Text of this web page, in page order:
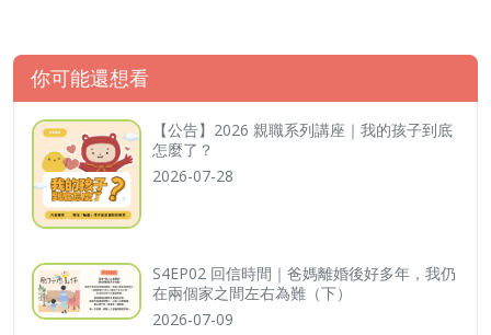
你可能還想看
【公告】2026 親職系列講座｜我的孩子到底
怎麼了？
2026-07-28
S4EP02 回信時間｜爸媽離婚後好多年，我仍
在兩個家之間左右為難（下）
2026-07-09